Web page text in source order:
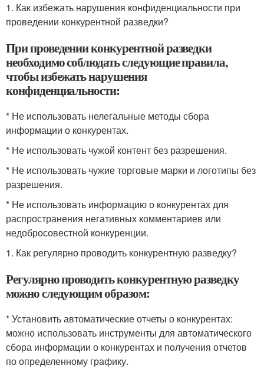
1. Как избежать нарушения конфиденциальности при
проведении конкурентной разведки?
При проведении конкурентной разведки
необходимо соблюдать следующие правила,
чтобы избежать нарушения
конфиденциальности:
* Не использовать нелегальные методы сбора
информации о конкурентах.
* Не использовать чужой контент без разрешения.
* Не использовать чужие торговые марки и логотипы без
разрешения.
* Не использовать информацию о конкурентах для
распространения негативных комментариев или
недобросовестной конкуренции.
1. Как регулярно проводить конкурентную разведку?
Регулярно проводить конкурентную разведку
можно следующим образом:
* Установить автоматические отчеты о конкурентах:
можно использовать инструменты для автоматического
сбора информации о конкурентах и получения отчетов
по определенному графику.